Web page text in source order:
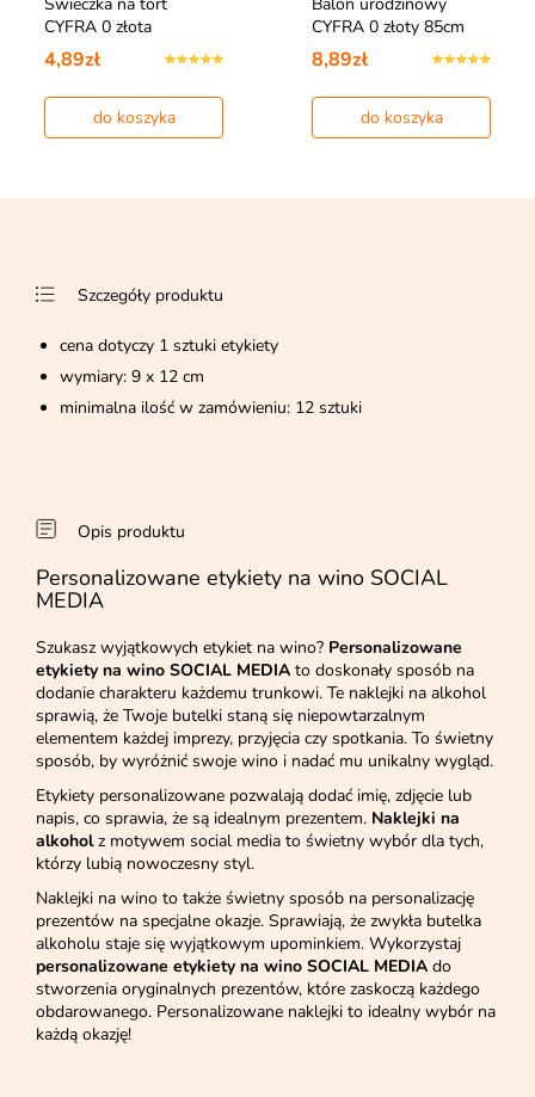
Świeczka na tort
CYFRA 0 złota
4,89zł
do koszyka
Balon urodzinowy
CYFRA 0 złoty 85cm
8,89zł
do koszyka
Szczegóły produktu
cena dotyczy 1 sztuki etykiety
wymiary: 9 x 12 cm
minimalna ilość w zamówieniu: 12 sztuki
Opis produktu
Personalizowane etykiety na wino SOCIAL
MEDIA
Szukasz wyjątkowych etykiet na wino? Personalizowane
etykiety na wino SOCIAL MEDIA to doskonały sposób na
dodanie charakteru każdemu trunkowi. Te naklejki na alkohol
sprawią, że Twoje butelki staną się niepowtarzalnym
elementem każdej imprezy, przyjęcia czy spotkania. To świetny
sposób, by wyróżnić swoje wino i nadać mu unikalny wygląd.
Etykiety personalizowane pozwalają dodać imię, zdjęcie lub
napis, co sprawia, że są idealnym prezentem. Naklejki na
alkoholz motywem social media to świetny wybór dla tych,
którzy lubią nowoczesny styl.
Naklejki na wino to także świetny sposób na personalizację
prezentów na specjalne okazje. Sprawiają, że zwykła butelka
alkoholu staje się wyjątkowym upominkiem. Wykorzystaj
personalizowane etykiety na wino SOCIAL MEDIA do
stworzenia oryginalnych prezentów, które zaskoczą każdego
obdarowanego. Personalizowane naklejki to idealny wybór na
każdą okazję!